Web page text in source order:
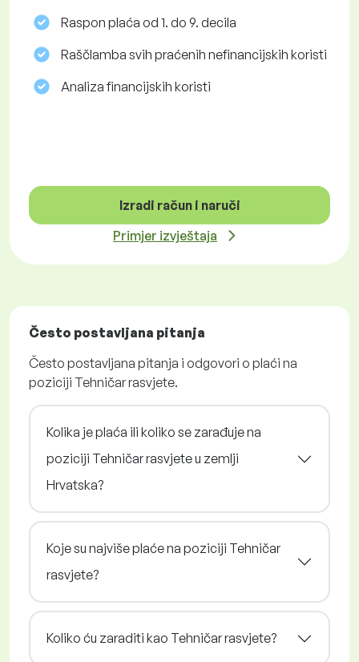
Raspon plaća od 1. do 9. decila
Raščlamba svih praćenih nefinancijskih koristi
Analiza financijskih koristi
Izradi račun i naruči
Primjer izvještaja
Često postavljana pitanja
Često postavljana pitanja i odgovori o plaći na
poziciji Tehničar rasvjete.
Kolika je plaća ili koliko se zarađuje na
poziciji Tehničar rasvjete u zemlji
Hrvatska?
Koje su najviše plaće na poziciji Tehničar
rasvjete?
Koliko ću zaraditi kao Tehničar rasvjete?